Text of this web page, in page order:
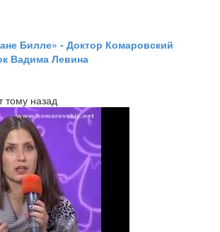
Билле» - Доктор Комаровский
Вадима Левина
тому назад